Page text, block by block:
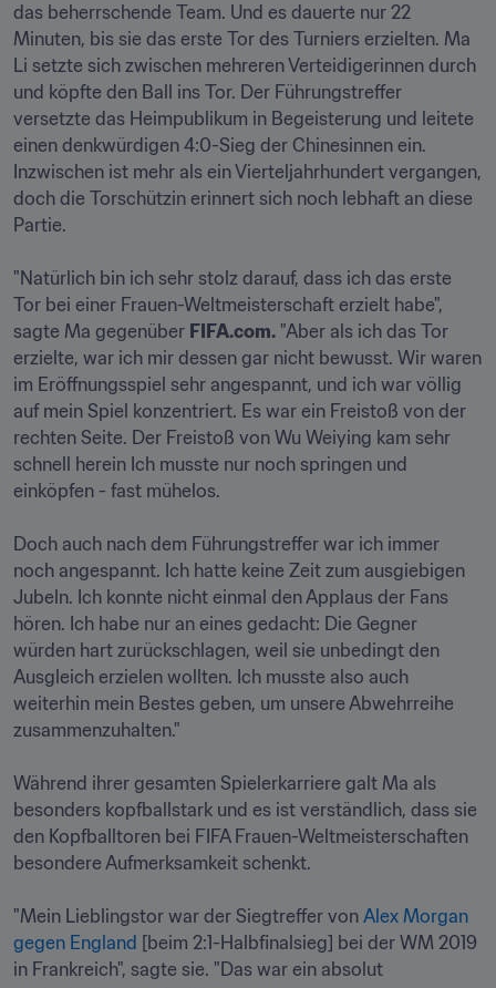
das beherrschende Team. Und es dauerte nur 22
Minuten, bis sie das erste Tor des Turniers erzielten. Ma
Li setzte sich zwischen mehreren Verteidigerinnen durch
und köpfte den Ball ins Tor. Der Führungstreffer
versetzte das Heimpublikum in Begeisterung und leitete
einen denkwürdigen 4:0-Sieg der Chinesinnen ein.
Inzwischen ist mehr als ein Vierteljahrhundert vergangen,
doch die Torschützin erinnert sich noch lebhaft an diese
Partie.
"Natürlich bin ich sehr stolz darauf, dass ich das erste
Tor bei einer Frauen-Weltmeisterschaft erzielt habe",
sagte Ma gegenüber FIFA.com. "Aber als ich das Tor
erzielte, war ich mir dessen gar nicht bewusst. Wir waren
im Eröffnungsspiel sehr angespannt, und ich war völlig
auf mein Spiel konzentriert. Es war ein Freistoß von der
rechten Seite. Der Freistoß von Wu Weiying kam sehr
schnell herein Ich musste nur noch springen und
einköpfen - fast mühelos.
Doch auch nach dem Führungstreffer war ich immer
noch angespannt. Ich hatte keine Zeit zum ausgiebigen
Jubeln. Ich konnte nicht einmal den Applaus der Fans
hören. Ich habe nur an eines gedacht: Die Gegner
würden hart zurückschlagen, weil sie unbedingt den
Ausgleich erzielen wollten. Ich musste also auch
weiterhin mein Bestes geben, um unsere Abwehrreihe
zusammenzuhalten."
Während ihrer gesamten Spielerkarriere galt Ma als
besonders kopfballstark und es ist verständlich, dass sie
den Kopfballtoren bei FIFA Frauen-Weltmeisterschaften
besondere Aufmerksamkeit schenkt.
"Mein Lieblingstor war der Siegtreffer von Alex Morgan
gegen England [beim 2:1-Halbfinalsieg] bei der WM 2019
in Frankreich", sagte sie. "Das war ein absolut